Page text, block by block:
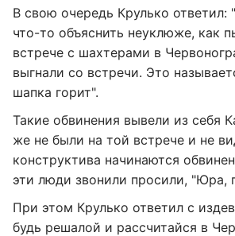
В свою очередь Крулько ответил:
что-то объяснить неуклюже, как
встрече с шахтерами в
выгнали со встречи. Это
шапка горит".
Такие обвинения вывели из себя
же не были на той встрече и не
конструктива начинаются
эти люди звонили просили, "Юра,
При этом Крулько ответил с
будь решалой и рассчитайся в